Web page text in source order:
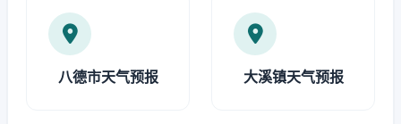
八德市天气预报 大溪镇天气预报